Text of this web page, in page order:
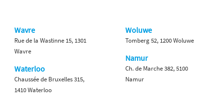
Wavre
Rue de la Wastinne 15, 1301
Wavre
Waterloo
Chaussée de Bruxelles 315,
1410 Waterloo
Woluwe
Tomberg 52, 1200 Woluwe
Namur
Ch. de Marche 382, 5100
Namur